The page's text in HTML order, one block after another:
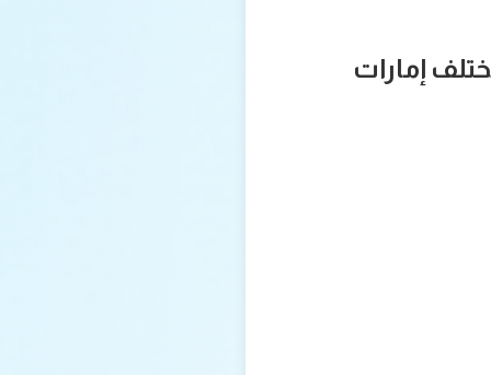
العام 1440 هـ / 2019 م في مختلف إمارات